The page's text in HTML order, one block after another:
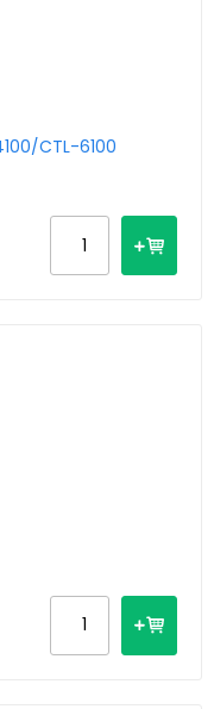
CTL-6100